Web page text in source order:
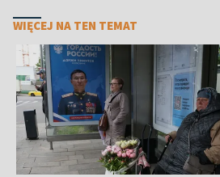
WIĘCEJ NA TEN TEMAT